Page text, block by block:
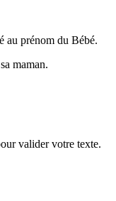
au prénom du Bébé.
maman.
valider votre texte.